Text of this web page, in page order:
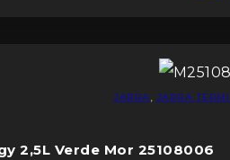
JARRA, JARRA
2,5L Verde Mor 25108006